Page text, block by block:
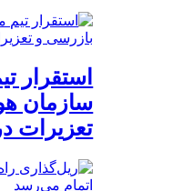
استقرار
سازمان
تعزیرات